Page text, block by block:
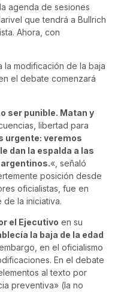
agenda de sesiones
que tendrá a Bullrich
Ahora, con
la modificación de la baja
el debate comenzará
ser punible. Matan y
libertad para
urgente: veremos
dan la espalda a las
«, señaló
posición desde
oficialistas, fue en
la iniciativa.
el Ejecutivo en su
la baja de la edad
en el oficialismo
En el debate
al texto por
preventiva» (la no